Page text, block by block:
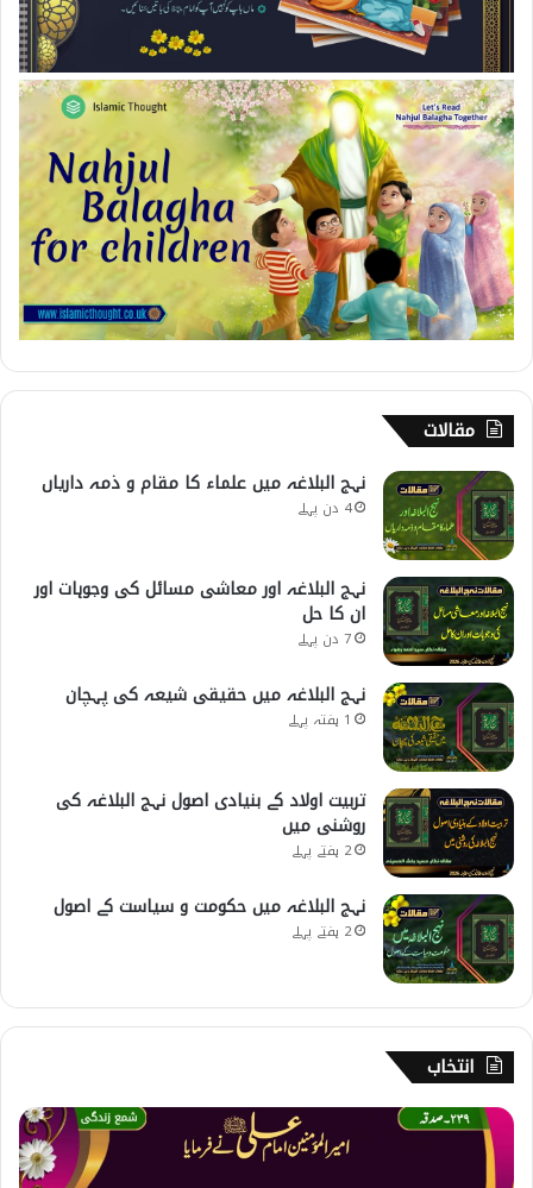
مقالات
نہج البلاغہ میں علماء کا مقام و ذمہ داریاں
4 دن پہلے
نہج البلاغہ اور معاشی مسائل کی وجوہات اور
ان کا حل
7 دن پہلے
نہج البلاغہ میں حقیقی شیعہ کی پہچان
1 ہفتہ پہلے
تربیت اولاد کے بنیادی اصول نہج البلاغہ کی
روشنی میں
2 ہفتے پہلے
نہج البلاغہ میں حکومت و سیاست کے اصول
2 ہفتے پہلے
انتخاب
2
9